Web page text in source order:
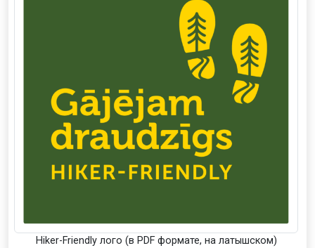
Hiker-Friendly лого (в PDF формате, на латышском)